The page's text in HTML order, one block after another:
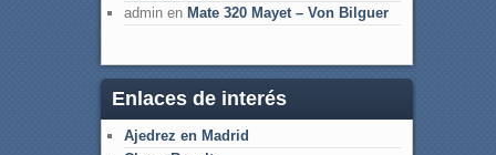
adminen Mate 320 Mayet – Von Bilguer
Enlaces de interés
Ajedrez en Madrid